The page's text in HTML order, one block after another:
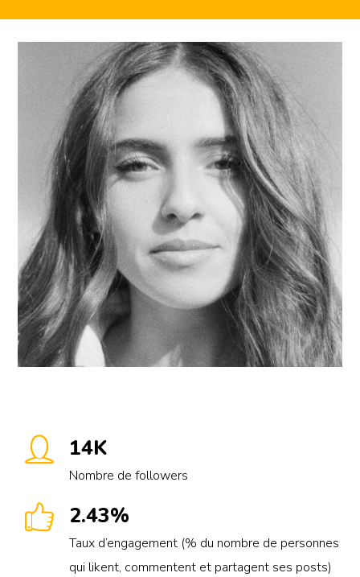
14K
Nombre de followers
2.43%
Taux d’engagement (% du nombre de personnes
qui likent, commentent et partagent ses posts)